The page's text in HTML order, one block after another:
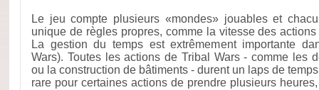
Le jeu compte plusieurs «mondes» jouables et
unique de règles propres, comme la vitesse des
La gestion du temps est extrêmement importante
Wars). Toutes les actions de Tribal Wars - comme les
ou la construction de bâtiments - durent un laps de
rare pour certaines actions de prendre plusieurs